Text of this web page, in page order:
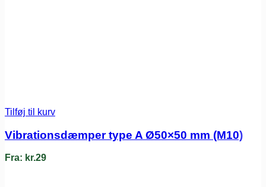
Tilføj til kurv
Vibrationsdæmper type A Ø50×50 mm (M10)
Fra: kr.29